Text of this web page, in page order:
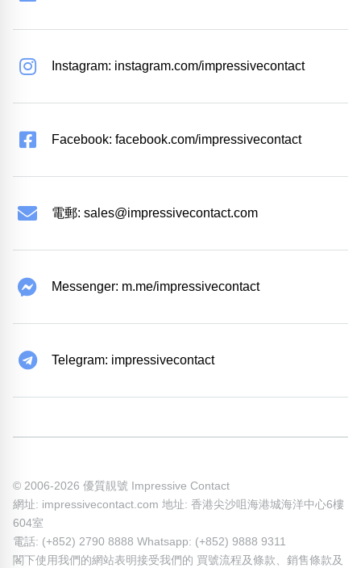
Instagram: instagram.com/impressivecontact
Facebook: facebook.com/impressivecontact
電郵: sales@impressivecontact.com
Messenger: m.me/impressivecontact
Telegram: impressivecontact
© 2006-2026 優質靚號 Impressive Contact
網址: impressivecontact.com 地址: 香港尖沙咀海港城海洋中心6樓
604室
電話: (+852) 2790 8888 Whatsapp: (+852) 9888 9311
閣下使用我們的網站表明接受我們的 買號流程及條款
銷售條款及